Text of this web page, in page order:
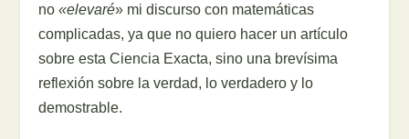
no«elevaré» mi discurso con matemáticas
complicadas, ya que no quiero hacer un artículo
sobre esta Ciencia Exacta, sino una brevísima
reflexión sobre la verdad, lo verdadero y lo
demostrable.